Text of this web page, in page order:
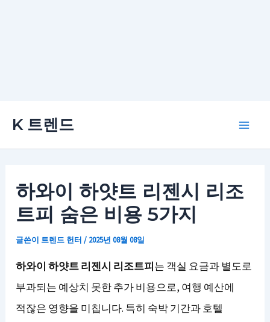
K 트렌드
하와이 하얏트 리젠시 리조
트피 숨은 비용 5가지
글쓴이 트렌드 헌터/ 2025년 08월 08일
하와이 하얏트 리젠시 리조트피는 객실 요금과 별도로
부과되는 예상치 못한 추가 비용으로, 여행 예산에
적잖은 영향을 미칩니다. 특히 숙박 기간과 호텔